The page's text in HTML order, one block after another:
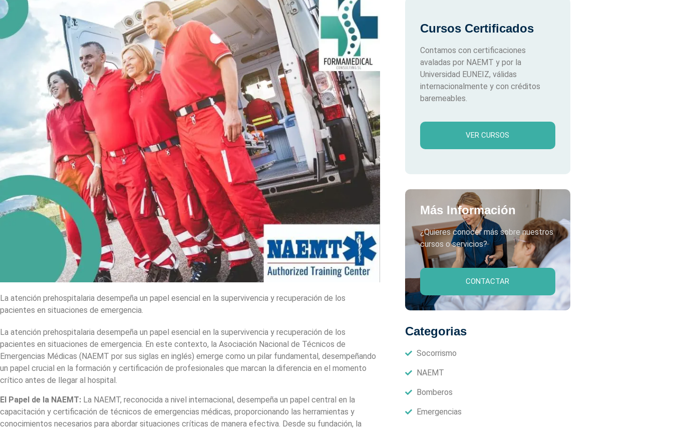
La atención prehospitalaria desempeña un papel esencial en la supervivencia y recuperación de los
pacientes en situaciones de emergencia.
La atención prehospitalaria desempeña un papel esencial en la supervivencia y recuperación de los
pacientes en situaciones de emergencia. En este contexto, la Asociación Nacional de Técnicos de
Emergencias Médicas (NAEMT por sus siglas en inglés) emerge como un pilar fundamental, desempeñando
un papel crucial en la formación y certificación de profesionales que marcan la diferencia en el momento
crítico antes de llegar al hospital.
El Papel de la NAEMT: La NAEMT, reconocida a nivel internacional, desempeña un papel central en la
capacitación y certificación de técnicos de emergencias médicas, proporcionando las herramientas y
conocimientos necesarios para abordar situaciones críticas de manera efectiva. Desde su fundación, la
Cursos Certificados
Contamos con certificaciones
avaladas por NAEMT y por la
Universidad EUNEIZ, válidas
internacionalmente y con créditos
baremeables.
VER CURSOS
Más Información
¿Quieres conocer más sobre nuestros
cursos o servicios?
CONTACTAR
Categorias
Socorrismo
NAEMT
Bomberos
Emergencias